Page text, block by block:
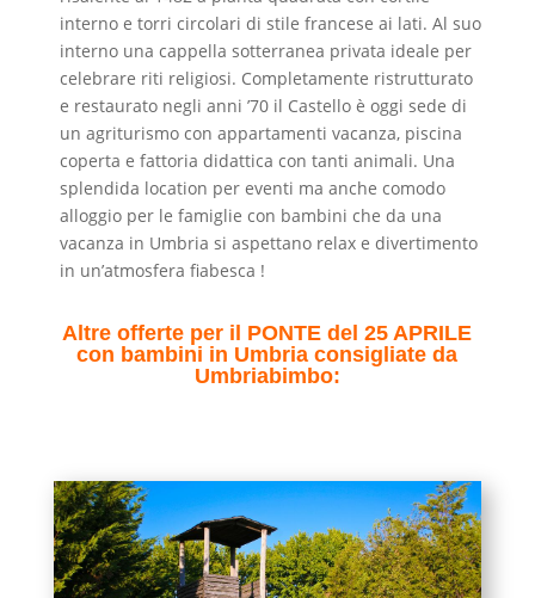
interno e torri circolari di stile francese ai lati. Al suo
interno una cappella sotterranea privata ideale per
celebrare riti religiosi. Completamente ristrutturato
e restaurato negli anni ’70 il Castello è oggi sede di
un agriturismo con appartamenti vacanza, piscina
coperta e fattoria didattica con tanti animali. Una
splendida location per eventi ma anche comodo
alloggio per le famiglie con bambini che da una
vacanza in Umbria si aspettano relax e divertimento
in un’atmosfera fiabesca !
Altre offerte per il PONTE del 25 APRILE
con bambini in Umbria consigliate da
Umbriabimbo: